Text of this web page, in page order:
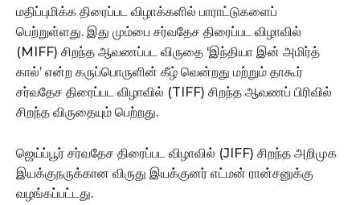
மதிப்புமிக்க திரைப்பட விழாக்களில் பாராட்டுகளைப்
பெற்றுள்ளது. இது மும்பை சர்வதேச திரைப்பட விழாவில்
(MIFF) சிறந்த ஆவணப்பட விருதை ‘இந்தியா இன் அமிர்த்
கால்’ என்ற கருப்பொருளின் கீழ் வென்றது மற்றும் தாகூர்
சர்வதேச திரைப்பட விழாவில் (TIFF) சிறந்த ஆவணப் பிரிவில்
சிறந்த விருதையும் பெற்றது.
ஜெய்ப்பூர் சர்வதேச திரைப்பட விழாவில் (JIFF) சிறந்த அறிமுக
இயக்குநருக்கான விருது இயக்குனர் எட்மன் ரான்சனுக்கு
வழங்கப்பட்டது.